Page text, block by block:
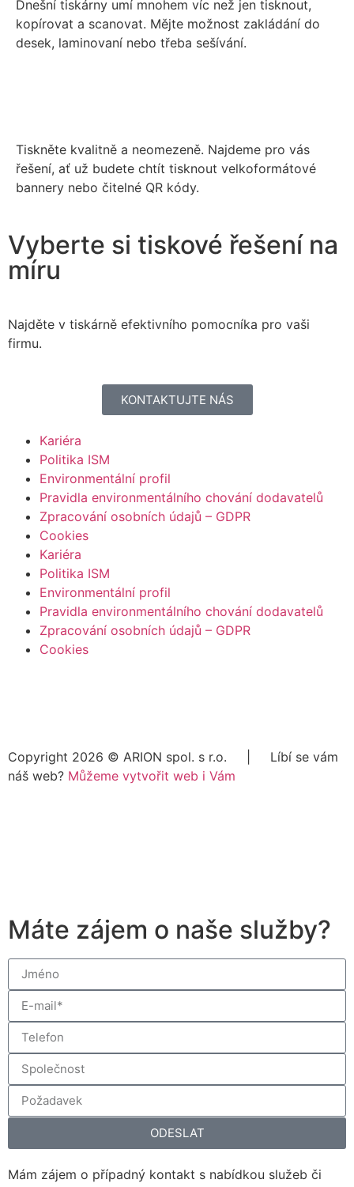
Dnešní tiskárny umí mnohem víc než jen tisknout,
kopírovat a scanovat. Mějte možnost zakládání do
desek, laminovaní nebo třeba sešívání.
Tiskněte kvalitně a neomezeně. Najdeme pro vás
řešení, ať už budete chtít tisknout velkoformátové
bannery nebo čitelné QR kódy.
Vyberte si tiskové řešení na
míru
Najděte v tiskárně efektivního pomocníka pro vaši
firmu.
KONTAKTUJTE NÁS
Kariéra
Politika ISM
Environmentální profil
Pravidla environmentálního chování dodavatelů
Zpracování osobních údajů – GDPR
Cookies
Kariéra
Politika ISM
Environmentální profil
Pravidla environmentálního chování dodavatelů
Zpracování osobních údajů – GDPR
Cookies
Copyright 2026 © ARION spol. s r.o. | Líbí se vám
náš web? Můžeme vytvořit web i Vám
Máte zájem o naše služby?
ODESLAT
Mám zájem o případný kontakt s nabídkou služeb či